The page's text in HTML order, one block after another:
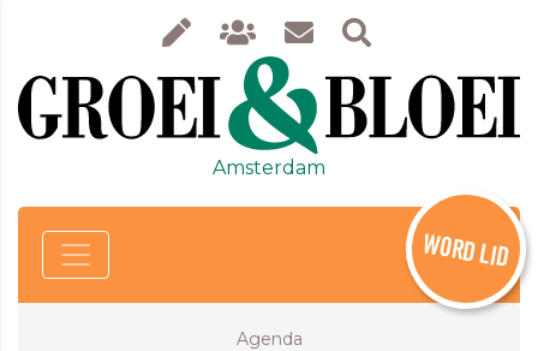
Amsterdam
WORD LID
Agenda